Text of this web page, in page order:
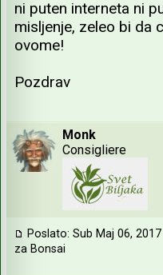
ni puten interneta ni
misljenje, zeleo bi da
ovome!
Pozdrav
Monk
Consigliere
Poslato: Sub Maj 06,
za Bonsai